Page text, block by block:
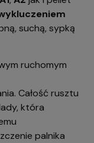
suchą, sypką
ruchomym
Całość rusztu
która
palnika